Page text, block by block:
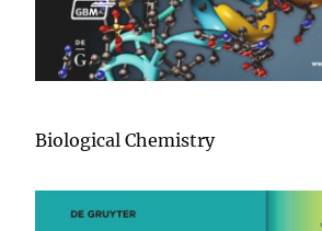
Biological Chemistry